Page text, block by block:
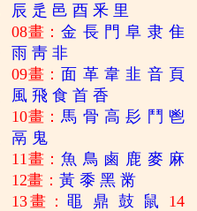
辰 辵 邑 酉 釆 里
08畫：金 長 門 阜 隶 隹
雨 靑 非
09畫： 面 革 韋 韭 音 頁
風 飛 食 首 香
10畫：馬 骨 高 髟 鬥 鬯
鬲 鬼
11畫：魚 鳥 鹵 鹿 麥 麻
12畫：黃 黍 黑 黹
13畫： 黽 鼎 鼓 鼠
14